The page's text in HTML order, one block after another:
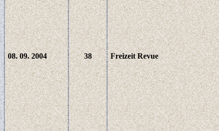
08. 09. 2004 38 Freizeit Revue